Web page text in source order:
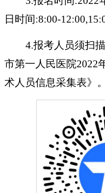
日时间:8:00-
4.报考人员须扫
市第一人民医院2022
术人员信息采集表》。